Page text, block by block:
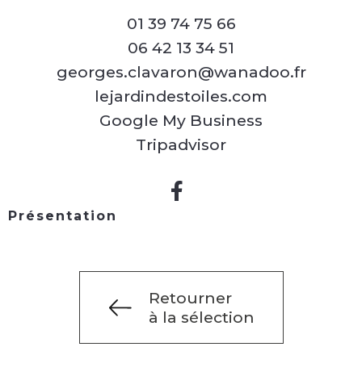
01 39 74 75 66
06 42 13 34 51
georges.clavaron@wanadoo.fr
lejardindestoiles.com
Google My Business
Tripadvisor
Présentation
Retourner
à la sélection